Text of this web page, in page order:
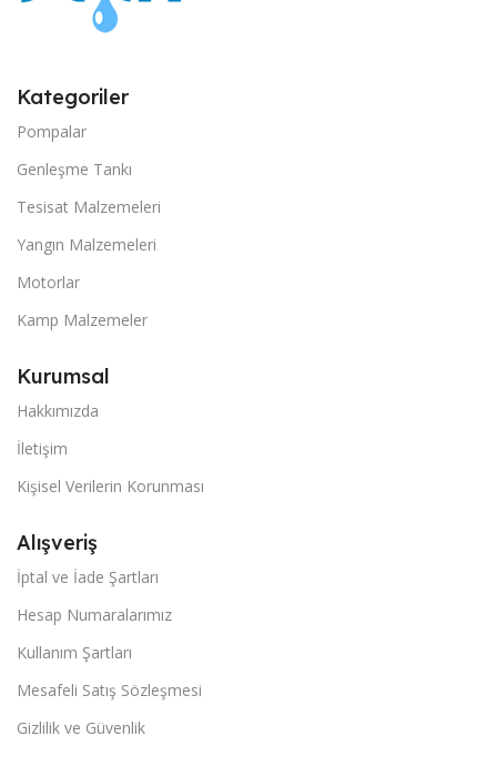
Kategoriler
Pompalar
Genleşme Tankı
Tesisat Malzemeleri
Yangın Malzemeleri
Motorlar
Kamp Malzemeler
Kurumsal
Hakkımızda
İletişim
Kişisel Verilerin Korunması
Alışveriş
İptal ve İade Şartları
Hesap Numaralarımız
Kullanım Şartları
Mesafeli Satış Sözleşmesi
Gizlilik ve Güvenlik